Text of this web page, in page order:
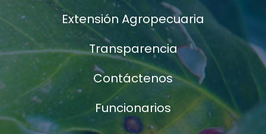
Extensión Agropecuaria
Transparencia
Contáctenos
Funcionarios